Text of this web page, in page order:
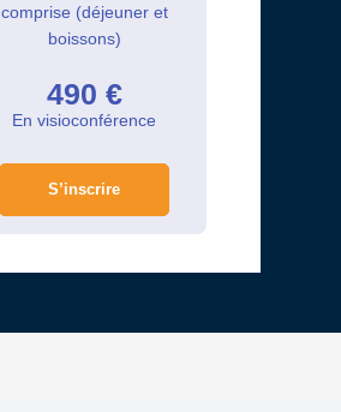
comprise (déjeuner et
boissons)
490 €
En visioconférence
S’inscrire